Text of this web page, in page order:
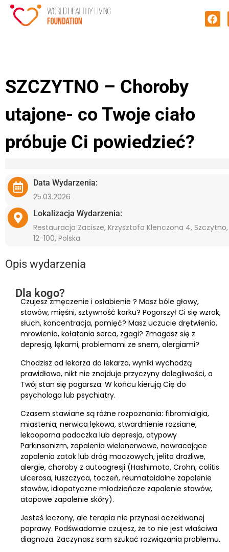
SZCZYTNO – Choroby
utajone- co Twoje ciało
próbuje Ci powiedzieć?
Data Wydarzenia:
25.03.2026
Lokalizacja Wydarzenia:
Restauracja Zacisze, Krzysztofa Klenczona 4, Szczytno,
12-100, Polska
Opis wydarzenia
Dla kogo?
Czujesz zmęczenie i osłabienie ? Masz bóle głowy,
stawów, mięśni, sztywność karku? Pogorszył Ci się wzrok,
słuch, koncentracja, pamięć? Masz uczucie drętwienia,
mrowienia, kołatania serca, zgagi? Zmagasz się z
depresją, lękami, problemami ze snem, alergiami?
Chodzisz od lekarza do lekarza, wyniki wychodzą
prawidłowo, nikt nie znajduje przyczyny dolegliwości, a
Twój stan się pogarsza. W końcu kierują Cię do
psychologa lub psychiatry.
Czasem stawiane są różne rozpoznania: fibromialgia,
miastenia, nerwica lękowa, stwardnienie rozsiane,
lekooporna padaczka lub depresja, atypowy
Parkinsonizm, zapalenia wielonerwowe, nawracające
zapalenia zatok lub dróg moczowych, jelito drażliwe,
alergie, choroby z autoagresji (Hashimoto, Crohn, colitis
ulcerosa, łuszczyca, toczeń, reumatoidalne zapalenie
stawów, idiopatyczne młodzieńcze zapalenie stawów,
atopowe zapalenie skóry).
Jesteś leczony, ale terapia nie przynosi oczekiwanej
poprawy. Podświadomie czujesz, że to nie jest właściwa
diagnoza. Zaczynasz sam szukać rozwiązania problemu.